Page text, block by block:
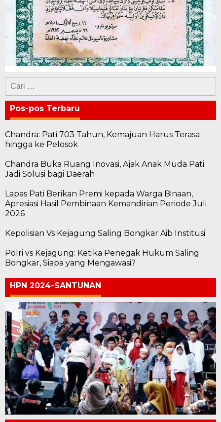
Cari
untuk:
Pos-pos Terbaru
Chandra: Pati 703 Tahun, Kemajuan Harus Terasa
hingga ke Pelosok
Chandra Buka Ruang Inovasi, Ajak Anak Muda Pati
Jadi Solusi bagi Daerah
Lapas Pati Berikan Premi kepada Warga Binaan,
Apresiasi Hasil Pembinaan Kemandirian Periode Juli
2026
Kepolisian Vs Kejagung Saling Bongkar Aib Institusi
Polri vs Kejagung: Ketika Penegak Hukum Saling
Bongkar, Siapa yang Mengawasi?
HPN 2024-SANTUNAN